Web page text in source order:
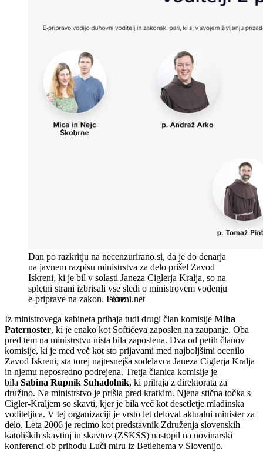
Dan po razkritju na necenzurirano.si, da je do denarja
na javnem razpisu ministrstva za delo prišel Zavod
Iskreni, ki je bil v solasti Janeza Ciglerja Kralja, so na
spletni strani izbrisali vse sledi o ministrovem vodenju
e-priprave na zakon. Iskreni.net
Iz ministrovega kabineta prihaja tudi drugi član komisije Miha
Paternoster, ki je enako kot Softićeva zaposlen na zaupanje. Oba
pred tem na ministrstvu nista bila zaposlena. Dva od petih članov
komisije, ki je med več kot sto prijavami med najboljšimi ocenilo
Zavod Iskreni, sta torej najtesnejša sodelavca Janeza Ciglerja Kralja
in njemu neposredno podrejena. Tretja članica komisije je
bila Sabina Rupnik Suhadolnik, ki prihaja z direktorata za
družino. Na ministrstvo je prišla pred kratkim. Njena stična točka s
Cigler-Kraljem so skavti, kjer je bila več kot desetletje mladinska
voditeljica. V tej organizaciji je vrsto let deloval aktualni minister za
delo. Leta 2006 je recimo kot predstavnik Združenja slovenskih
katoliških skavtinj in skavtov (ZSKSS) nastopil na novinarski
konferenci ob prihodu Luči miru iz Betlehema v Slovenijo.